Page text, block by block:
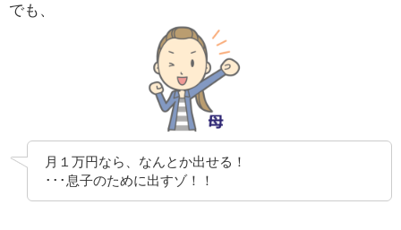
でも、
月１万円なら、なんとか出せる！
･･･息子のために出すゾ！！